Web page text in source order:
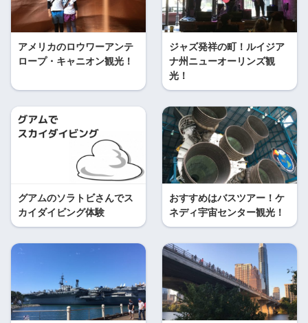
アメリカのロウワーアンテ
ロープ・キャニオン観光！
ジャズ発祥の町！ルイジア
ナ州ニューオーリンズ観
光！
グアムのソラトビさんでス
カイダイビング体験
おすすめはバスツアー！ケ
ネディ宇宙センター観光！